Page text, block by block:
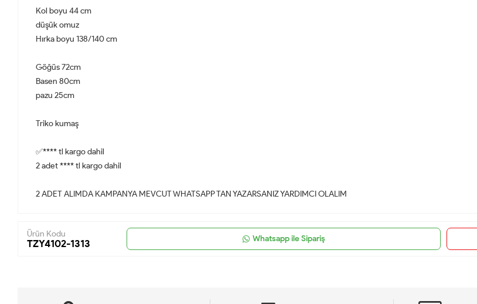
Kol boyu 44 cm
düşük omuz
Hırka boyu 138/140 cm
Göğüs 72cm
Basen 80cm
pazu 25cm
Triko kumaş
✅**** tl kargo dahil
2 adet **** tl kargo dahil
2 ADET ALIMDA KAMPANYA MEVCUT WHATSAPP TAN YAZARSANIZ YARDIMCI OLALIM
Ürün Kodu
TZY4102-1313 Whatsapp ile Sipariş